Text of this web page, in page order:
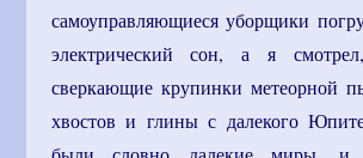
самоуправляющиеся уборщики
электрический сон, а я
сверкающие крупинки метеорной
хвостов и глины с далекого